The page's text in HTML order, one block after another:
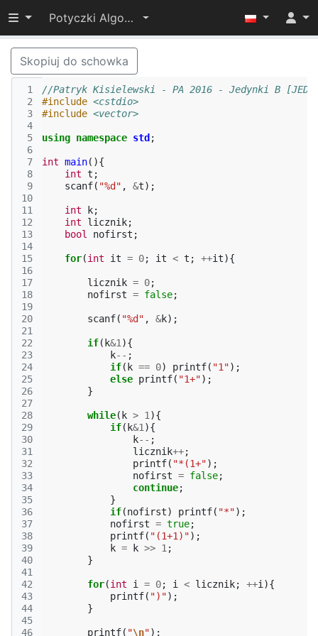
Przełącz widoczność menu
Potyczki Algorytmiczne 2016
Skopiuj do schowka
1
2
3
4
5
6
7
8
9
10
11
12
13
14
15
16
17
18
19
20
21
22
23
24
25
26
27
28
29
30
31
32
33
34
35
36
37
38
39
40
41
42
43
44
45
46
//Patryk Kisielewski - PA 2016 - Jedynki B
#include <cstdio>
#include <vector>
using namespace std ;
int main(){
int t ;
scanf( "%d" , &t);
int k;
int
licznik;
bool
nofirst ;
for(int it = 0; it < t ; ++it){
licznik = 0;
nofirst = false;
scanf( "%d" , &k);
if( k&1 ){
k-- ;
if( k == 0) printf( "1");
else printf( "1+");
}
while( k > 1 ){
if( k&1 ){
k-- ;
licznik++;
printf( "*(1+");
nofirst = false;
continue;
}
if(nofirst) printf( "*");
nofirst = true;
printf( "(1+1)");
k = k >> 1 ;
}
for(int i = 0; i < licznik; ++i ){
printf( ")");
}
printf( "\n");